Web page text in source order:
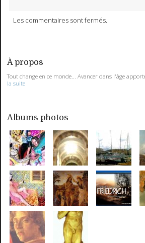
Les commentaires sont fermés.
À propos
Tout change en ce monde... Avancer dans l'âge
la suite
Albums photos